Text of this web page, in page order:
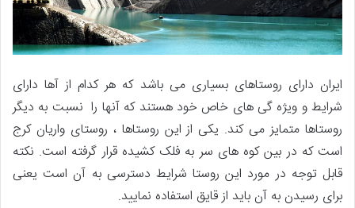
ایران دارای روستاهای بسیاری می باشد که هر کدام از آها دارای
شرایط و ویژه گی های خاص خود هستند که آنها را نسبت به دیگر
روستاها متمایز می کند. یکی از این روستاها ، روستای واریان کرج
است که در بین کوه های سر به فلک کشیده قرار گرفته است. نکته
قابل توجه در مورد این روستا شرایط دسترسی به آن است یعنی
برای رسیدن به آن باید از قایق استفاده نمایید.